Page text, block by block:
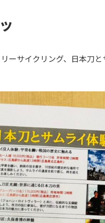
ーサイクリング、日本刀と